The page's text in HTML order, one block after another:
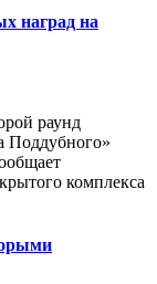
наград на
раунд
Поддубного»
комплекса